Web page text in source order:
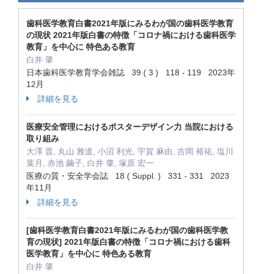
歯科医学教育白書2021年版にみるわが国の歯科医学教育
の現状 2021年版白書の特徴「コロナ禍における歯科医学
教育」を中心に 特色ある教育
白井 肇
日本歯科医学教育学会雑誌 39 ( 3 ) 118 - 119 2023年
12月
詳細を見る
医療安全管理におけるポスターデザイン力 当院における
取り組み
大澤 晋, 丸山 雅道, 小沼 利光, 宇賀 麻由, 吉岡 裕祐, 塩川
葉月, 赤池 繭子, 白井 肇, 塚原 宏一
医療の質・安全学会誌 18 ( Suppl. ) 331 - 331 2023
年11月
詳細を見る
[歯科医学教育白書2021年版にみるわが国の歯科医学教
育の現状] 2021年版白書の特徴「コロナ禍における歯科
医学教育」を中心に 特色ある教育
白井 肇